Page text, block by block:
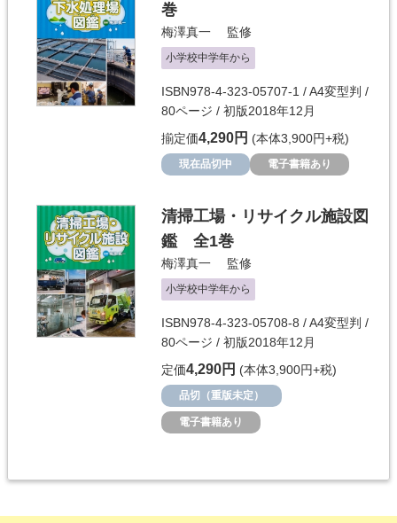
巻
梅澤真一 監修
小学校中学年から
ISBN978-4-323-05707-1 / A4変型判 /
80ページ / 初版2018年12月
揃定価4,290円 (本体3,900円+税)
現在品切中 電子書籍あり
清掃工場・リサイクル施設図
鑑 全1巻
梅澤真一 監修
小学校中学年から
ISBN978-4-323-05708-8 / A4変型判 /
80ページ / 初版2018年12月
定価4,290円 (本体3,900円+税)
品切（重版未定）
電子書籍あり